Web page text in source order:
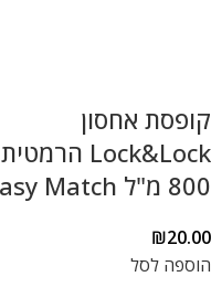
קופסת אחסון
Lock&Lock הרמטית
800 מ"ל Easy Match
₪20.00
הוספה לסל